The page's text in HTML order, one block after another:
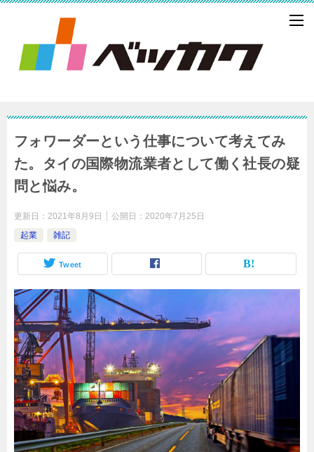
フォワーダーという仕事について考えてみ
た。タイの国際物流業者として働く社長の疑
問と悩み。
更新日： 2021年8月9日 公開日： 2020年7月25日
起業
雑記
Tweet